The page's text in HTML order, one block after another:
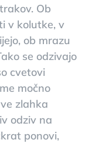
Ob
v kolutke, v
ob mrazu
se odzivajo
cvetovi
močno
zlahka
odziv na
ponovi,